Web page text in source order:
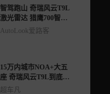
智驾跑山 奇瑞风云T9L
激光雷达 猎鹰700智驾
体验
AutoLook爱路客
15万内城市NOA+大五
座 奇瑞风云T9L到底香
不香？
超车凡